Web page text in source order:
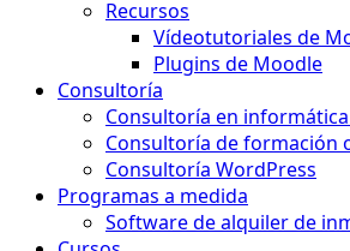
Recursos
Vídeotutoriales de
Plugins de Moodle
Consultoría
Consultoría en
Consultoría de formación
Consultoría WordPress
Programas a medida
Software de alquiler de